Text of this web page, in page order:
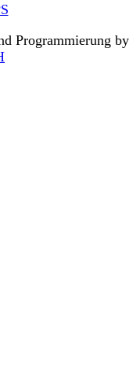
Programmierung by